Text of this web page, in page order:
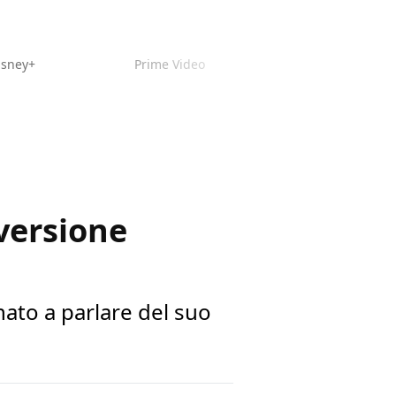
Prime Video
a parlare del suo